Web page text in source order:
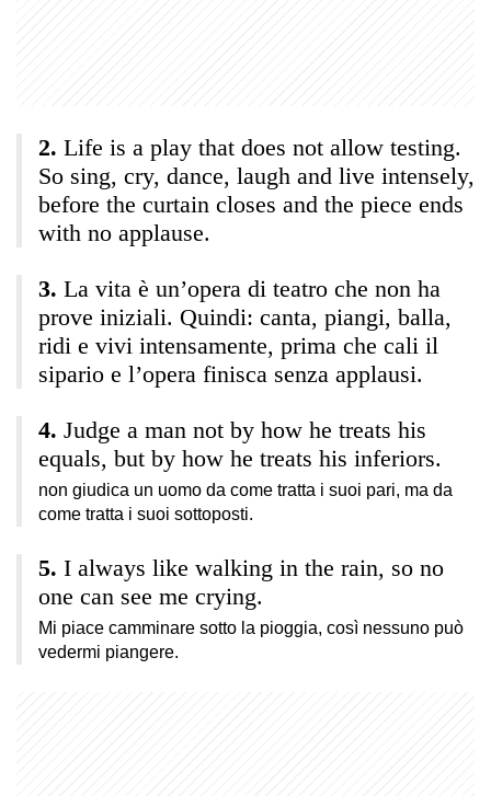
Life is a play that does not allow testing.
So sing, cry, dance, laugh and live intensely,
before the curtain closes and the piece ends
with no applause.
La vita è un’opera di teatro che non ha
prove iniziali. Quindi: canta, piangi, balla,
ridi e vivi intensamente, prima che cali il
sipario e l’opera finisca senza applausi.
Judge a man not by how he treats his
equals, but by how he treats his inferiors.
non giudica un uomo da come tratta i suoi pari, ma da
come tratta i suoi sottoposti.
I always like walking in the rain, so no
one can see me crying.
Mi piace camminare sotto la pioggia, così nessuno può
vedermi piangere.